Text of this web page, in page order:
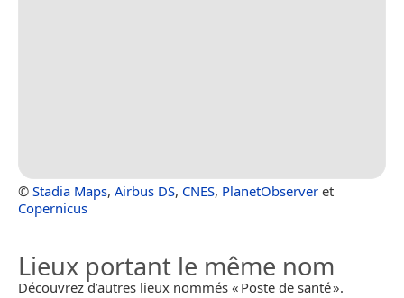
© Stadia Maps, Airbus DS, CNES, PlanetObserver et
Copernicus
Lieux portant le même nom
Découvrez d’autres lieux nommés « Poste de santé ».